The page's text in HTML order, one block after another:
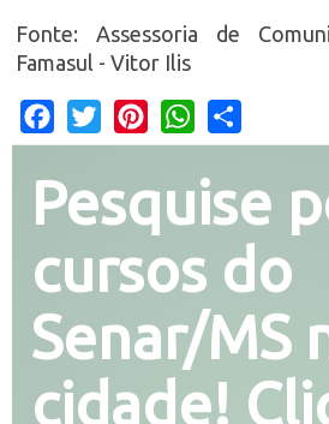
Fonte: Assessoria de
Famasul - Vitor Ilis
Facebook
Twitter PinterestWhatsApp
Pesquise
cursos do
Senar/MS
cidade!